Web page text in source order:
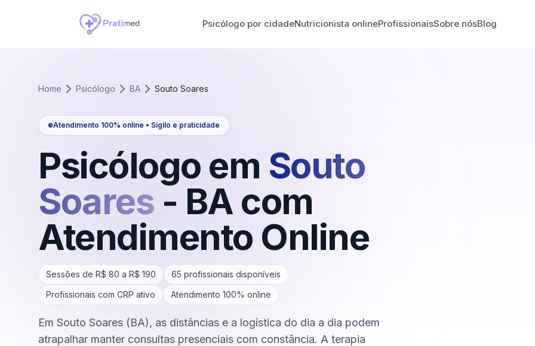
Psicólogo por cidadeNutricionista onlineProfissionaisSobre nósBlog
Home Psicólogo BA Souto Soares
Atendimento 100% online • Sigilo e praticidade
Psicólogo em Souto
Soares - BA com
Atendimento Online
Sessões de R$ 80 a R$ 190 65 profissionais disponíveis
Profissionais com CRP ativo
Atendimento 100% online
Em Souto Soares (BA), as distâncias e a logística do dia a dia podem
atrapalhar manter consultas presenciais com constância. A terapia